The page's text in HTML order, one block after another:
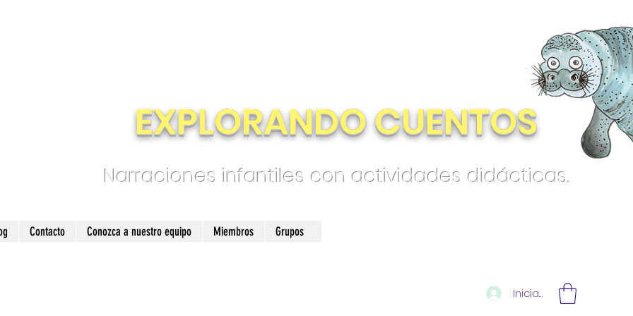
EXPLORANDO CUENTOS
Narraciones infantiles con actividades didácticas.
Iniciar sesión
Contacto Conozca a nuestro equipo Miembros Grupos